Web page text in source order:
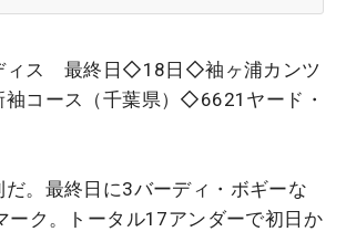
ィス 最終日◇18日◇袖ヶ浦カンツ
袖コース（千葉県）◇6621ヤード・
。最終日に3バーディ・ボギーな
ーク。トータル17アンダーで初日か